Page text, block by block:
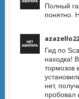
Полный
понятно.
Гид по
находка!
тормозов
нет,
пробовал